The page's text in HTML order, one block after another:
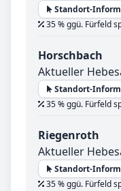
Standort-
35 % ggü. Fürfeld
Horschbach
Aktueller
Standort-
35 % ggü. Fürfeld
Riegenroth
Aktueller
Standort-
35 % ggü. Fürfeld